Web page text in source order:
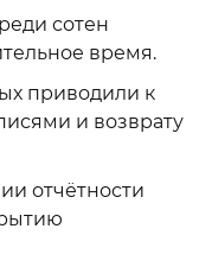
сотен
время.
приводили к
и возврату
отчётности